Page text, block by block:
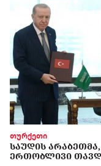
თურქეთი
ᲡᲐᲣᲓᲘᲡ
ᲔᲠᲗᲝᲑᲚᲘᲕᲘ